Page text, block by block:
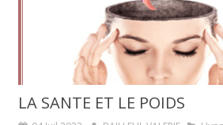
LA SANTE ET LE POIDS